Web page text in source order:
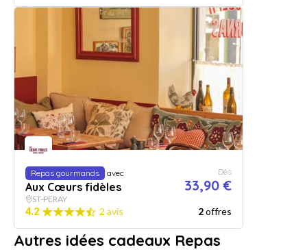
Repas gourmands avec
Aux Cœurs fidèles
Dès
33,90 €
ST-PERAY
4.2 2 avis 2offres
Autres idées cadeaux Repas